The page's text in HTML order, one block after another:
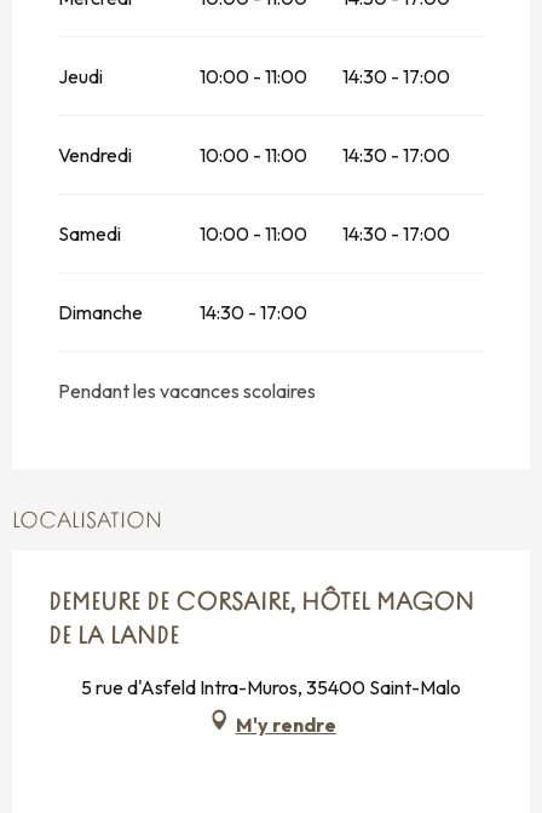
Jeudi 10:00 - 11:00 14:30 - 17:00
Vendredi 10:00 - 11:00 14:30 - 17:00
Samedi 10:00 - 11:00 14:30 - 17:00
Dimanche 14:30 - 17:00
Pendant les vacances scolaires
LOCALISATION
DEMEURE DE CORSAIRE, HÔTEL MAGON
DE LA LANDE
5 rue d'Asfeld Intra-Muros, 35400 Saint-Malo
M'y rendre